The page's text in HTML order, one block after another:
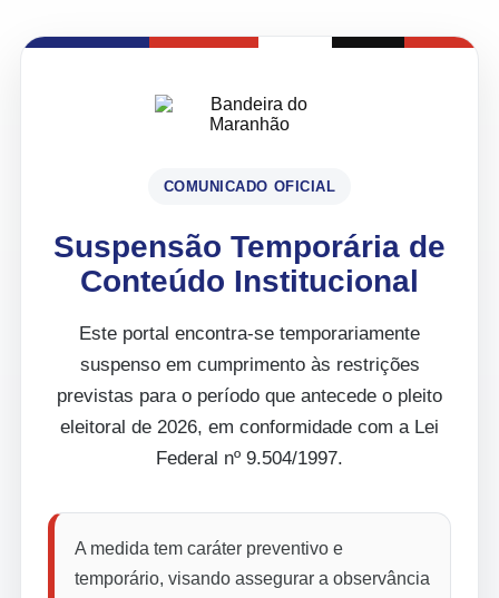
COMUNICADO OFICIAL
Suspensão Temporária de
Conteúdo Institucional
Este portal encontra-se temporariamente
suspenso em cumprimento às restrições
previstas para o período que antecede o pleito
eleitoral de 2026, em conformidade com a Lei
Federal nº 9.504/1997.
A medida tem caráter preventivo e
temporário, visando assegurar a observância